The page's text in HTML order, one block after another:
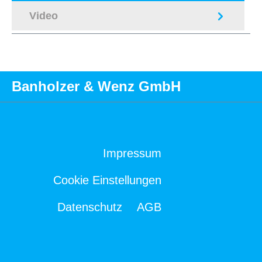
Video
Banholzer & Wenz GmbH
Impressum
Cookie Einstellungen
Datenschutz AGB